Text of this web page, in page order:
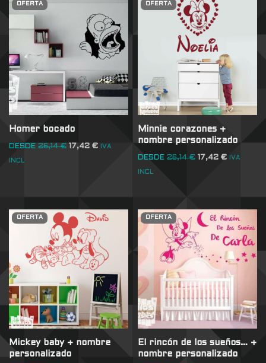
OFERTA
Homer bocado
DESDE 26,14€ 17,42 € IVA
INCL
OFERTA
Minnie corazones +
nombre personalizado
DESDE 26,14€ 17,42€ IVA
INCL
OFERTA
Mickey baby + nombre
personalizado
OFERTA
El rincón de los sueños… +
nombre personalizado